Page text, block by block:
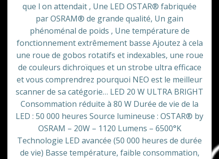
que l on attendait , Une LED OSTAR® fabriquée
par OSRAM® de grande qualité, Un gain
phénoménal de poids , Une température de
fonctionnement extrêmement basse Ajoutez à cela
une roue de gobos rotatifs et indexables, une roue
de couleurs dichroïques et un strobe ultra efficace
et vous comprendrez pourquoi NEO est le meilleur
scanner de sa catégorie… LED 20 W ULTRA BRIGHT
Consommation réduite à 80 W Durée de vie de la
LED : 50 000 heures Source lumineuse : OSTAR® by
OSRAM – 20W – 1120 Lumens – 6500°K
Technologie LED avancée (50 000 heures de durée
de vie) Basse température, faible consommation,